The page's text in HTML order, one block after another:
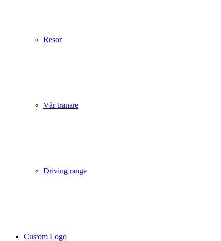
Resor
Vår tränare
Driving range
Custom Logo